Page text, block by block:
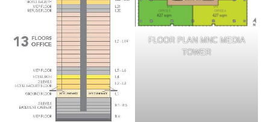
FLOOR PLAN MNC MEDIA
TOWER